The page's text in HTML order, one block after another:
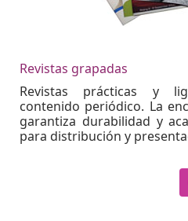
Revistas grapadas
Revistas prácticas y
contenido periódico. La
garantiza durabilidad y
para distribución y